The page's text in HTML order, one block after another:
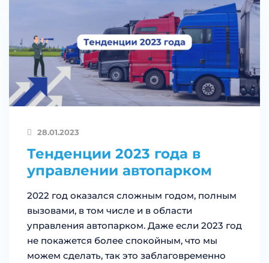
28.01.2023
Тенденции 2023 года в
управлении автопарком
2022 год оказался сложным годом, полным
вызовами, в том числе и в области
управления автопарком. Даже если 2023 год
не покажется более спокойным, что мы
можем сделать, так это заблаговременно